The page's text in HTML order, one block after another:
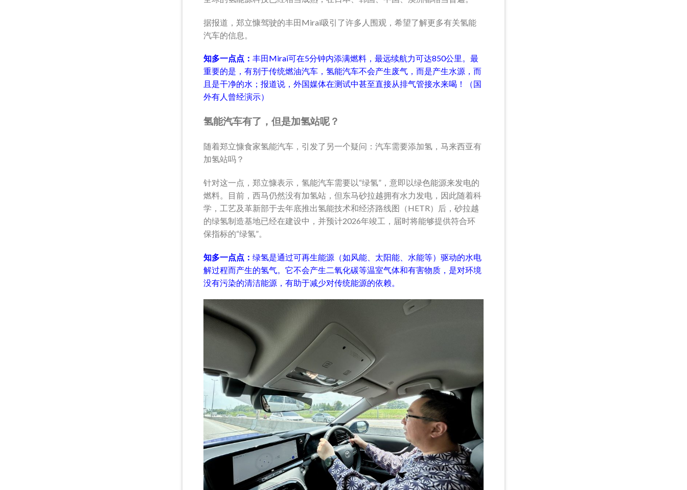
据报道，郑立慷驾驶的丰田Mirai吸引了许多人围观，希望了解更多有关氢能
汽车的信息。
知多一点点：丰田Mirai可在5分钟内添满燃料，最远续航力可达850公里。最
重要的是，有别于传统燃油汽车，氢能汽车不会产生废气，而是产生水源，而
且是干净的水；报道说，外国媒体在测试中甚至直接从排气管接水来喝！（国
外有人曾经演示）
氢能汽车有了，但是加氢站呢？
随着郑立慷食家氢能汽车，引发了另一个疑问：汽车需要添加氢，马来西亚有
加氢站吗？
针对这一点，郑立慷表示，氢能汽车需要以“绿氢”，意即以绿色能源来发电的
燃料。目前，西马仍然没有加氢站，但东马砂拉越拥有水力发电，因此随着科
学，工艺及革新部于去年底推出氢能技术和经济路线图（HETR）后，砂拉越
的绿氢制造基地已经在建设中，并预计2026年竣工，届时将能够提供符合环
保指标的“绿氢”。
知多一点点：绿氢是通过可再生能源（如风能、太阳能、水能等）驱动的水电
解过程而产生的氢气。它不会产生二氧化碳等温室气体和有害物质，是对环境
没有污染的清洁能源，有助于减少对传统能源的依赖。